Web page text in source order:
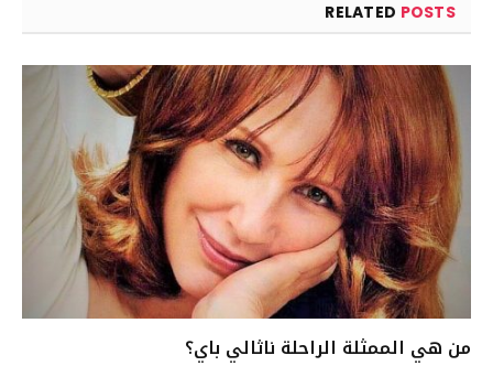
RELATED POSTS
من هي الممثلة الراحلة ناثالي باي؟